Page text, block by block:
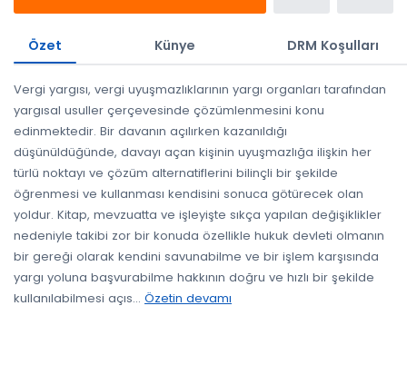
Özet Künye DRM Koşulları
Vergi yargısı, vergi uyuşmazlıklarının yargı organları tarafından
yargısal usuller çerçevesinde çözümlenmesini konu
edinmektedir. Bir davanın açılırken kazanıldığı
düşünüldüğünde, davayı açan kişinin uyuşmazlığa ilişkin her
türlü noktayı ve çözüm alternatiflerini bilinçli bir şekilde
öğrenmesi ve kullanması kendisini sonuca götürecek olan
yoldur. Kitap, mevzuatta ve işleyişte sıkça yapılan değişiklikler
nedeniyle takibi zor bir konuda özellikle hukuk devleti olmanın
bir gereği olarak kendini savunabilme ve bir işlem karşısında
yargı yoluna başvurabilme hakkının doğru ve hızlı bir şekilde
kullanılabilmesi açıs... Özetin devamı